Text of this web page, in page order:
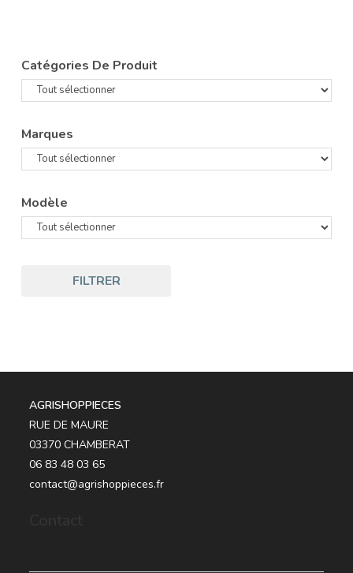
Catégories De Produit
Marques
Modèle
FILTRER
AGRISHOPPIECES
RUE DE MAURE
03370 CHAMBERAT
06 83 48 03 65
contact@agrishoppieces.fr